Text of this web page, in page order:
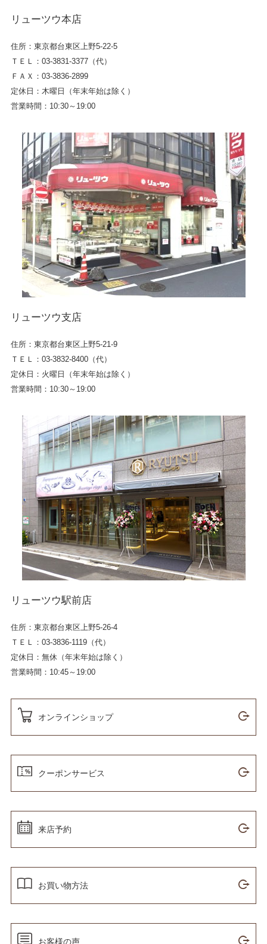
リューツウ本店
住所：東京都台東区上野5-22-5
ＴＥＬ：03-3831-3377（代）
ＦＡＸ：03-3836-2899
定休日：木曜日（年末年始は除く）
営業時間：10:30～19:00
リューツウ支店
住所：東京都台東区上野5-21-9
ＴＥＬ：03-3832-8400（代）
定休日：火曜日（年末年始は除く）
営業時間：10:30～19:00
リューツウ駅前店
住所：東京都台東区上野5-26-4
ＴＥＬ：03-3836-1119（代）
定休日：無休（年末年始は除く）
営業時間：10:45～19:00
オンラインショップ
クーポンサービス
来店予約
お買い物方法
お客様の声